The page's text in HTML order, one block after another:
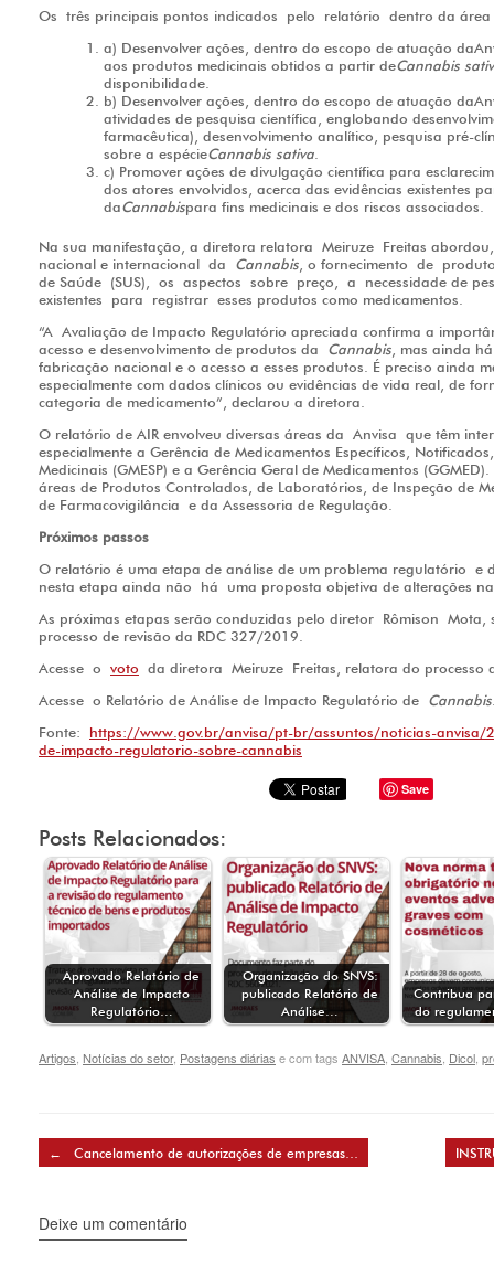
Os três principais pontos indicados pelo relatório dentro da
a) Desenvolver ações, dentro do escopo de atuação
aos produtos medicinais obtidos a partir deCannabis
disponibilidade.
b) Desenvolver ações, dentro do escopo de atuação
atividades de pesquisa científica, englobando
farmacêutica), desenvolvimento analítico, pesquisa pré-
sobre a espécieCannabis sativa.
c) Promover ações de divulgação científica para
dos atores envolvidos, acerca das evidências existentes
daCannabispara fins medicinais e dos riscos associados.
Na sua manifestação, a diretora relatora Meiruze Freitas
nacional e internacional da Cannabis , o fornecimento de
de Saúde (SUS), os aspectos sobre preço, a necessidade de
existentes para registrar esses produtos como medicamentos.
“A Avaliação de Impacto Regulatório apreciada confirma a
acesso e desenvolvimento de produtos da Cannabis , mas ainda
fabricação nacional e o acesso a esses produtos. É preciso ainda
especialmente com dados clínicos ou evidências de vida real, de
categoria de medicamento”, declarou a diretora.
O relatório de AIR envolveu diversas áreas da Anvisa que têm
especialmente a Gerência de Medicamentos Específicos,
Medicinais (GMESP) e a Gerência Geral de Medicamentos
áreas de Produtos Controlados, de Laboratórios, de Inspeção de
de Farmacovigilância e da Assessoria de Regulação.
Próximos passos
O relatório é uma etapa de análise de um problema regulatório e
nesta etapa ainda não há uma proposta objetiva de alterações
As próximas etapas serão conduzidas pelo diretor Rômison
processo de revisão da RDC 327/2019.
Acesse o voto da diretora Meiruze Freitas, relatora do processo
Acesse o Relatório de Análise de Impacto Regulatório de Cannabis
Fonte: https://www.gov.br/anvisa/pt-br/assuntos/noticias-
de-impacto-regulatorio-sobre-cannabis
Save
Posts Relacionados:
Aprovado Relatório de
Análise de Impacto
Regulatório…
Organização do SNVS:
publicado Relatório de
Análise…
Contribua
do
Artigos, Notícias do setor, Postagens diárias e com tags ANVISA, Cannabis, Dicol,
Post navigation
← Cancelamento de autorizações de empresas…
Deixe um comentário